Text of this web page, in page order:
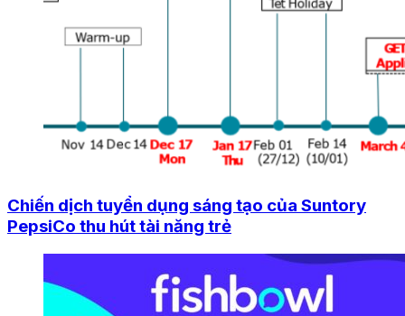
Chiến dịch tuyển dụng sáng tạo của Suntory
PepsiCo thu hút tài năng trẻ